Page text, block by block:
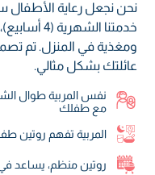
نحن نجعل رعاية الأطفال
خدمتنا
ومغذية في المنزل. تم
عائلتك بشكل مثالي.
نفس المربية طوال
مع طفلك
المربية تفهم روتين
روتين منظم، يساعد